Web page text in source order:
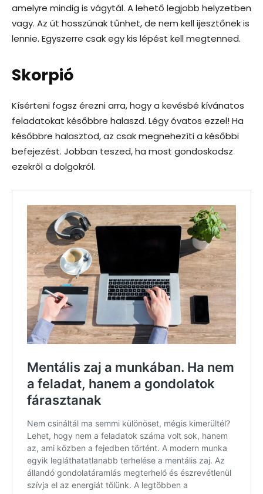
amelyre mindig is vágytál. A lehető legjobb helyzetben
vagy. Az út hosszúnak tűnhet, de nem kell ijesztőnek is
lennie. Egyszerre csak egy kis lépést kell megtenned.
Skorpió
Kísérteni fogsz érezni arra, hogy a kevésbé kívánatos
feladatokat későbbre halaszd. Légy óvatos ezzel! Ha
későbbre halasztod, az csak megnehezíti a későbbi
befejezést. Jobban teszed, ha most gondoskodsz
ezekről a dolgokról.